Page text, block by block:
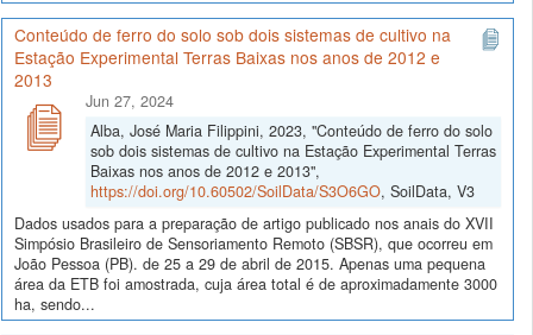
Conteúdo de ferro do solo sob dois sistemas de cultivo na
Estação Experimental Terras Baixas nos anos de 2012 e
2013
Jun 27, 2024
Alba, José Maria Filippini, 2023, "Conteúdo de ferro do solo
sob dois sistemas de cultivo na Estação Experimental Terras
Baixas nos anos de 2012 e 2013",
https://doi.org/10.60502/SoilData/S3O6GO, SoilData, V3
Dados usados para a preparação de artigo publicado nos anais do XVII
Simpósio Brasileiro de Sensoriamento Remoto (SBSR), que ocorreu em
João Pessoa (PB). de 25 a 29 de abril de 2015. Apenas uma pequena
área da ETB foi amostrada, cuja área total é de aproximadamente 3000
ha, sendo...